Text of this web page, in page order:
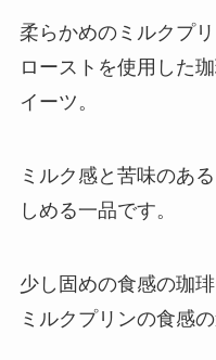
柔らかめのミルクプ
ローストを使用した
イーツ。
ミルク感と苦味のあ
しめる一品です。
少し固めの食感の珈
ミルクプリンの食感